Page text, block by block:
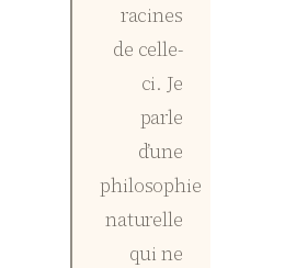
racines
de celle-
ci. Je
parle
d’une
philosophie
naturelle
qui ne